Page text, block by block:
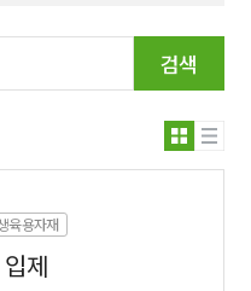
검색
육용자재
제